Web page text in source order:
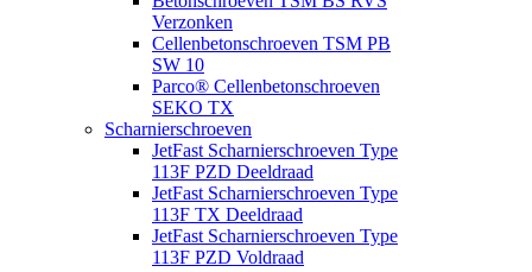
Verzonken
Cellenbetonschroeven TSM PB
SW 10
Parco® Cellenbetonschroeven
SEKO TX
Scharnierschroeven
JetFast Scharnierschroeven Type
113F PZD Deeldraad
JetFast Scharnierschroeven Type
113F TX Deeldraad
JetFast Scharnierschroeven Type
113F PZD Voldraad